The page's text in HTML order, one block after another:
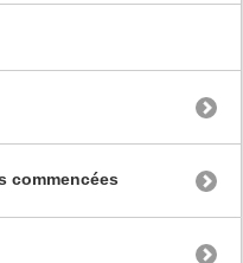
commencées